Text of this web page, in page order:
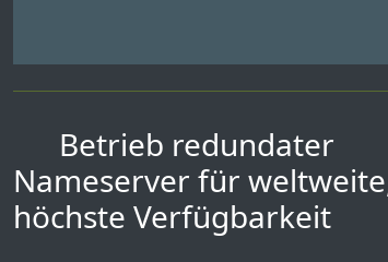
Betrieb redundater
Nameserver für
höchste Verfügbarkeit